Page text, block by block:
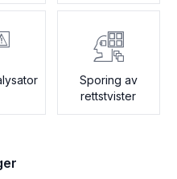
Sporing av
rettstvister